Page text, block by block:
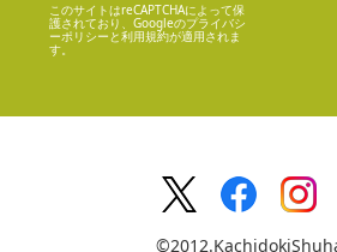
このサイトはreCAPTCHAによって保
護されており、Googleのプライバシ
ーポリシーと利用規約が適用されま
す。